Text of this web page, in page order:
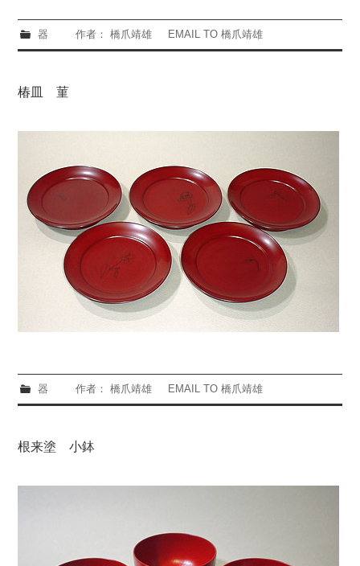
器 作者： 橋爪靖雄 EMAIL TO 橋爪靖雄
椿皿 菫
器 作者： 橋爪靖雄 EMAIL TO 橋爪靖雄
根来塗 小鉢